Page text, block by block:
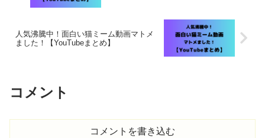
人気沸騰中！面白い猫ミーム動画マトメ
ました！【YouTubeまとめ】
コメント
コメントを書き込む